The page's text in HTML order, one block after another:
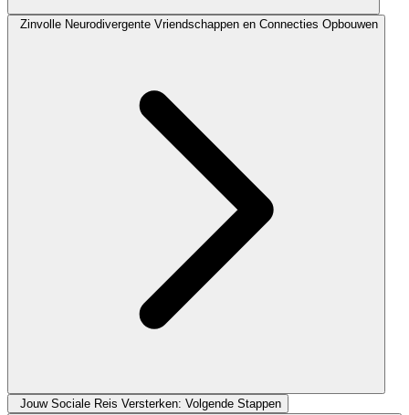
Zinvolle Neurodivergente Vriendschappen en Connecties Opbouwen
Jouw Sociale Reis Versterken: Volgende Stappen